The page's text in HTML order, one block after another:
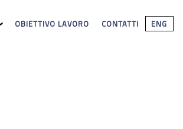
OBIETTIVO LAVORO CONTATTI ENG